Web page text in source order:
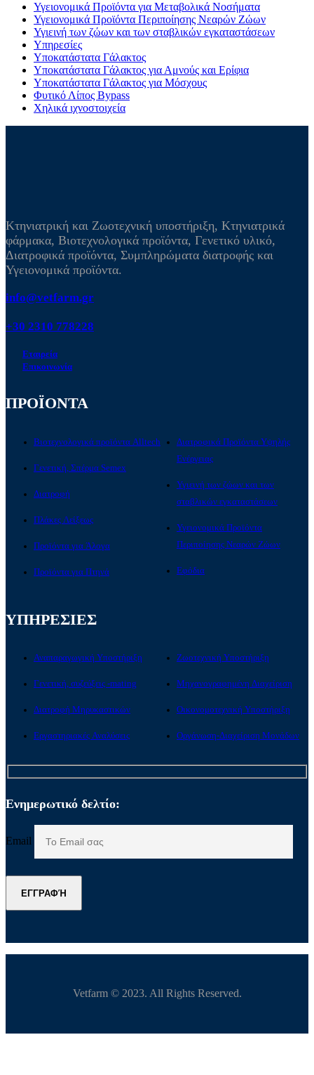
Υγειονομικά Προϊόντα για Μεταβολικά Νοσήματα
Υγειονομικά Προϊόντα Περιποίησης Νεαρών Ζώων
Υγιεινή των ζώων και των σταβλικών εγκαταστάσεων
Υπηρεσίες
Υποκατάστατα Γάλακτος
Υποκατάστατα Γάλακτος για Αμνούς και Ερίφια
Υποκατάστατα Γάλακτος για Μόσχους
Φυτικό Λίπος Bypass
Χηλικά ιχνοστοιχεία
Κτηνιατρική και Ζωοτεχνική υποστήριξη, Κτηνιατρικά
φάρμακα, Βιοτεχνολογικά προϊόντα, Γενετικό υλικό,
Διατροφικά προϊόντα, Συμπληρώματα διατροφής και
Υγειονομικά προϊόντα.
info@vetfarm.gr
+30 2310 778228
Εταιρεία
Επικοινωνία
ΠΡΟΪΟΝΤΑ
Βιοτεχνολογικά προϊόντα Alltech
Γενετική, Σπέρμα Semex
Διατροφή
Πλάκες Λείξεως
Προϊόντα για Άλογα
Προϊόντα για Πτηνά
Διατροφικά Προϊόντα Υψηλής
Ενέργειας
Υγιεινή των ζώων και των
σταβλικών εγκαταστάσεων
Υγειονομικά Προϊόντα
Περιποίησης Νεαρών Ζώων
Εφόδια
ΥΠΗΡΕΣΙΕΣ
Αναπαραγωγική Υποστήριξη
Γενετική, συζεύξεις -mating
Διατροφή Μηρυκαστικών
Εργαστηριακές Αναλύσεις
Ζωοτεχνική Υποστήριξη
Μηχανογραφημένη Διαχείριση
Οικονομοτεχνική Υποστήριξη
Οργάνωση-Διαχείριση Μονάδων
Ενημερωτικό δελτίο:
Email
ΕΓΓΡΑΦΉ
Vetfarm © 2023. All Rights Reserved.